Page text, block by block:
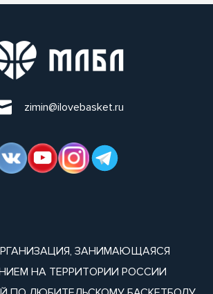
zimin@ilovebasket.ru
ЗАНИМАЮЩАЯСЯ
НА ТЕРРИТОРИИ РОССИИ